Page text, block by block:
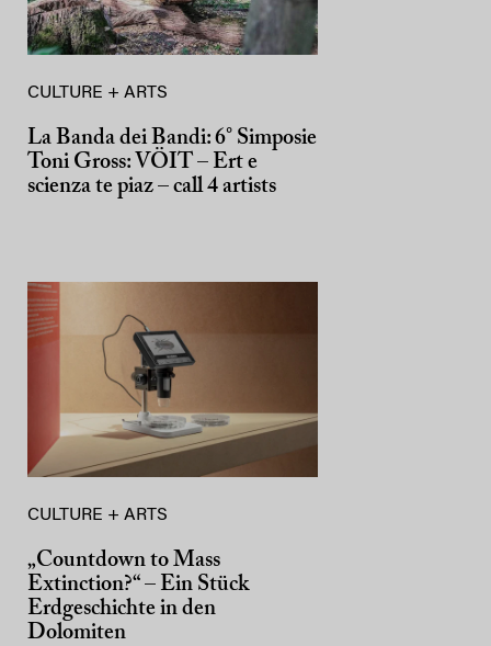
CULTURE + ARTS
La Banda dei Bandi: 6° Simposie
Toni Gross: VÖIT – Ert e
scienza te piaz – call 4 artists
CULTURE + ARTS
„Countdown to Mass
Extinction?“ – Ein Stück
Erdgeschichte in den
Dolomiten